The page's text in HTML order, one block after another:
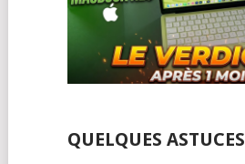
QUELQUES ASTUCES